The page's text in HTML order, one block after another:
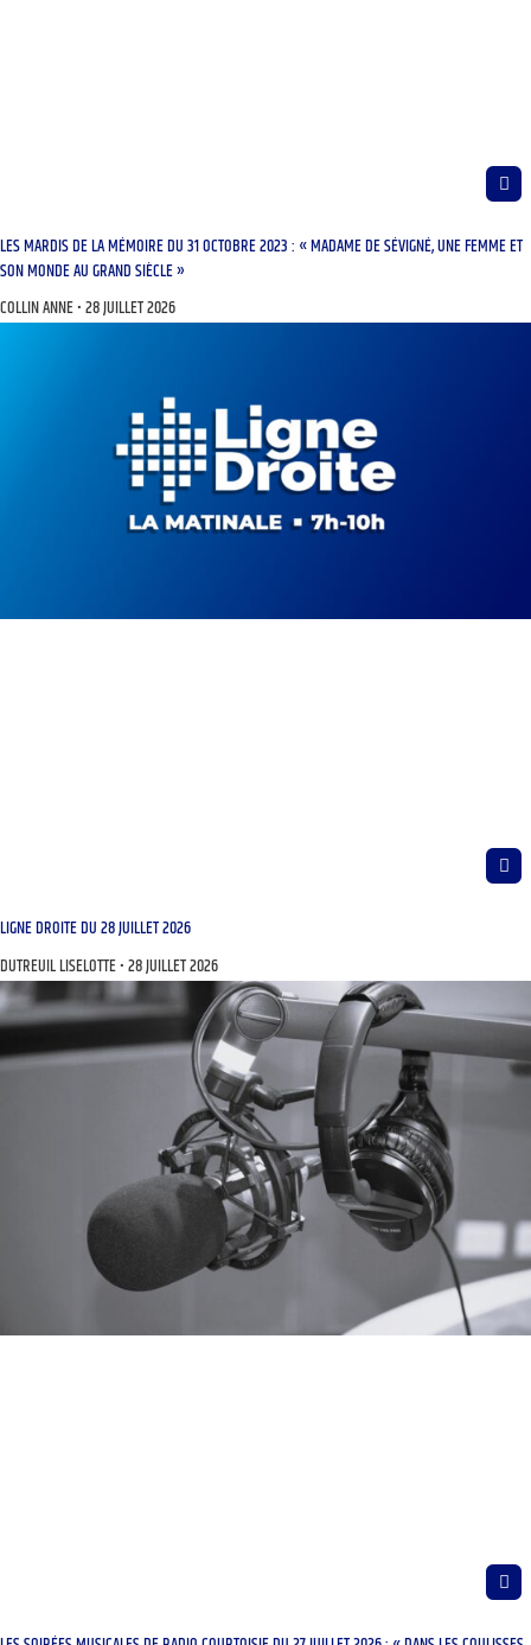
LES MARDIS DE LA MÉMOIRE DU 31 OCTOBRE 2023 : « MADAME DE SÉVIGNÉ, UNE FEMME ET
SON MONDE AU GRAND SIÈCLE »
COLLIN ANNE 28 JUILLET 2026
LIGNE DROITE DU 28 JUILLET 2026
DUTREUIL LISELOTTE 28 JUILLET 2026